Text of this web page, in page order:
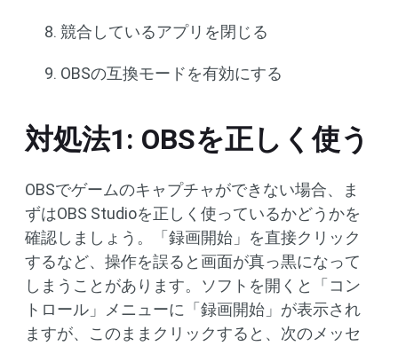
競合しているアプリを閉じる
OBSの互換モードを有効にする
対処法1: OBSを正しく使う
OBSでゲームのキャプチャができない場合、ま
ずはOBS Studioを正しく使っているかどうかを
確認しましょう。「録画開始」を直接クリック
するなど、操作を誤ると画面が真っ黒になって
しまうことがあります。ソフトを開くと「コン
トロール」メニューに「録画開始」が表示され
ますが、このままクリックすると、次のメッセ